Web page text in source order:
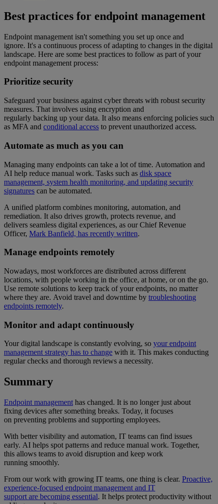
Best practices for endpoint management
Endpoint management isn't something you set up once and
ignore. It's a continuous process of adapting to changes in the digital
landscape. Here are some best practices to follow as part of your
endpoint management process:
Prioritize security
Safeguard your business against cyber threats with robust security
measures. That involves using encryption and
regularly backing up your data. It also means enforcing policies such
as MFA and conditional access to prevent unauthorized access.
Automate as much as you can
Managing many endpoints can take a lot of time. Automation and
AI help reduce manual work. Tasks such as disk space
management, system health monitoring, and updating security
signatures can be automated.
A unified platform combines monitoring, automation, and
remediation. It also drives growth, protects revenue, and
delivers seamless digital experiences, as our Chief Revenue
Officer, Mark Banfield, has recently written.
Manage endpoints remotely
Nowadays, most workforces are distributed across different
locations, with people working in the office, at home, or on the go.
Use remote solutions to keep track of your endpoints, no matter
where they are. Avoid travel and downtime by troubleshooting
endpoints remotely.
Monitor and adapt continuously
Your digital landscape is constantly evolving, so your endpoint
management strategy has to change with it. This makes conducting
regular checks and thorough reviews a necessity.
Summary
Endpoint management has changed. It is no longer just about
fixing devices after something breaks. Today, it focuses
on preventing problems and supporting employees.
With better visibility and automation, IT teams can find issues
early. AI helps spot patterns and reduce manual work. Together,
this allows teams to avoid disruption and keep work
running smoothly.
From our work with growing IT teams, one thing is clear. Proactive,
experience-focused endpoint management and IT
support are becoming essential. It helps protect productivity without